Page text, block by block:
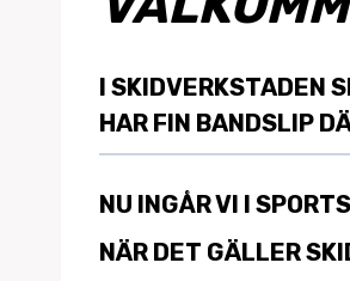
I SKIDVERKSTADEN
HAR FIN BANDSLIP
NU INGÅR VI I
NÄR DET GÄLLER